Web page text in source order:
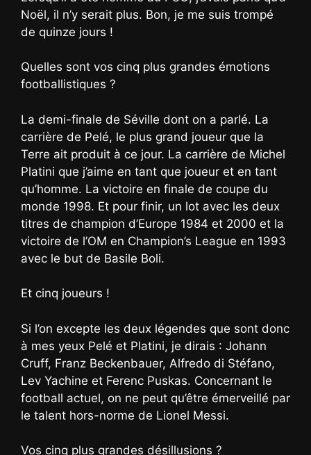
Noël, il n’y serait plus. Bon, je me suis trompé
de quinze jours !
Quelles sont vos cinq plus grandes émotions
footballistiques ?
La demi-finale de Séville dont on a parlé. La
carrière de Pelé, le plus grand joueur que la
Terre ait produit à ce jour. La carrière de Michel
Platini que j’aime en tant que joueur et en tant
qu’homme. La victoire en finale de coupe du
monde 1998. Et pour finir, un lot avec les deux
titres de champion d’Europe 1984 et 2000 et la
victoire de l’OM en Champion’s League en 1993
avec le but de Basile Boli.
Et cinq joueurs !
Si l’on excepte les deux légendes que sont donc
à mes yeux Pelé et Platini, je dirais : Johann
Cruff, Franz Beckenbauer, Alfredo di Stéfano,
Lev Yachine et Ferenc Puskas. Concernant le
football actuel, on ne peut qu’être émerveillé par
le talent hors-norme de Lionel Messi.
Vos cinq plus grandes désillusions ?